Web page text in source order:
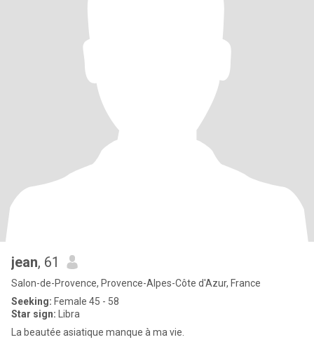
jean, 61
Salon-de-Provence, Provence-Alpes-Côte d'Azur, France
Seeking: Female 45 - 58
Star sign: Libra
La beautée asiatique manque à ma vie.